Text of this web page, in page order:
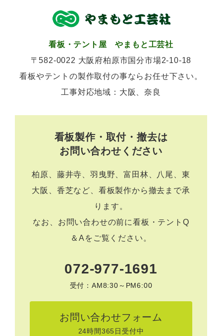
看板・テント屋 やまもと工芸社
〒582-0022 大阪府柏原市国分市場2-10-18
看板やテントの製作取付の事ならお任せ下さい。
工事対応地域：大阪、奈良
看板製作・取付・撤去は
お問い合わせください
柏原、藤井寺、羽曳野、富田林、八尾、東
大阪、香芝など、看板製作から撤去まで承
ります。
なお、お問い合わせの前に看板・テントQ
＆A をご覧ください。
072-977-1691
受付：AM8:30～PM6:00
お問い合わせフォーム
24時間365日受付中